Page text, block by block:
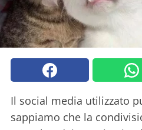
Il social media utilizzato
sappiamo che la